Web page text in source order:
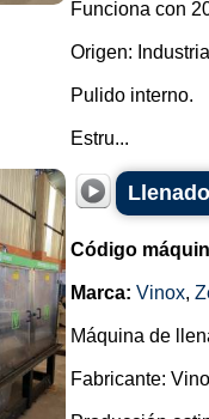
Funciona con
Origen:
Pulido interno.
Estru...
Código
Marca: Vinox,
Máquina de
Fabricante: